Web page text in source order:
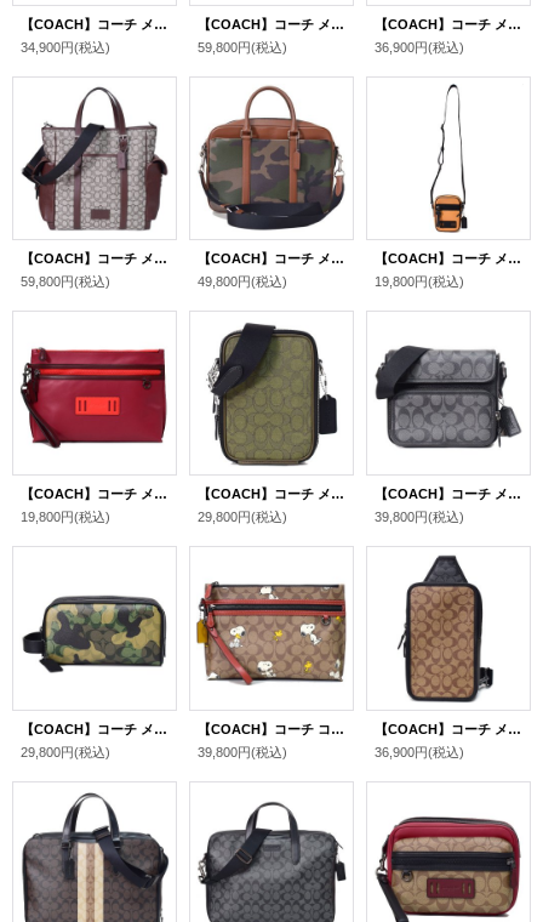
【COACH】コーチ メンズ バッグ コーティングキャンバス レザー シグネチャー ワイアット ダブルジップ 2WAY 斜め掛け クロスボディ クラッチ ショルダーバッグ サンド×タン〔日本未発売〕
34,900円(税込)
【COACH】コーチ メンズ バッグ コーティングキャンバス レザー シグネチャー イーサン ブリーフ バッグ スリム 2WAY ビジネス キャリーフック ショルダーバッグ カーキ×ブラック〔日本未発売〕
59,800円(税込)
【COACH】コーチ メンズ バッグ ジャガード レザー シグネチャー サリバン クロスボディ フラップ メッセンジャー カメラ 斜め掛け ショルダーバッグ オーク×メイプル〔日本未発売〕
36,900円(税込)
【COACH】コーチ メンズ バッグ ジャガード レザー シグネチャー スプリント トート 2WAY 斜め掛け クロスボディ トートバッグ ショルダー バッグ オーク×メイプル〔日本未発売〕
59,800円(税込)
【COACH】コーチ メンズ レザー カモフラージュ ジップ コミュータースリム ビジネス ブリーフケース グリーンカモフラージュ〔日本未発売〕
49,800円(税込)
【COACH】コーチ メンズ カーフレザー テレイン クロスボディー ショルダーバッグ アンバー〔日本未発売〕
19,800円(税込)
【COACH】コーチ メンズ カーフレザー カラーブロック キャリーオール ポーチ クラッチバッグ ソフトレッド×ホットレッドマルチ〔日本未発売〕
19,800円(税込)
【COACH】コーチ メンズ ジャガード レザー シグネチャー スタントン 2WAY クロスボディ 斜め掛け ショルダー バッグ オリーブドラブ×ユーティリティグリーン〔日本未発売〕
29,800円(税込)
【COACH】コーチ メンズ コーティングキャンバス レザー シグネチャー サリバン クロスボディ フラップ メッセンジャー カメラ 斜め掛け ショルダーバッグ ブラック×チャコール〔日本未発売〕
39,800円(税込)
【COACH】コーチ メンズ コーティングキャンバス レザー シグネチャー カモフラ 迷彩 ミリタリー ロゴ トラベル キット セカンド クラッチバッグ グリーンマルチ〔日本未発売〕
29,800円(税込)
【COACH】コーチ コーティングキャンバス レザー シグネチャー ピーナッツ コラボ スヌーピー ポーチ クラッチバッグ カーキマルチ〔日本未発売〕
39,800円(税込)
【COACH】コーチ メンズ コーティングキャンバス レザー シグネチャー サリバン パック ワンショルダー バックパック ボディバッグ カーキ×チャコール〔日本未発売〕
36,900円(税込)